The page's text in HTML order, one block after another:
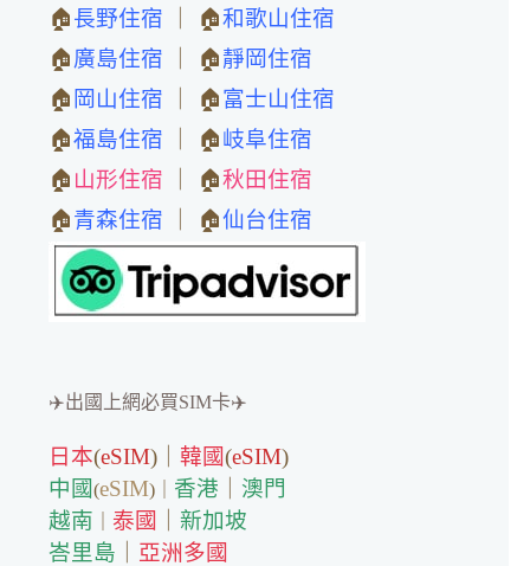
🏠長野住宿 ｜ 🏠和歌山住宿
🏠廣島住宿 ｜ 🏠靜岡住宿
🏠 岡山住宿 ｜ 🏠富士山住宿
🏠福島住宿 ｜ 🏠岐阜住宿
🏠 山形住宿 ｜ 🏠秋田住宿
🏠青森住宿 ｜ 🏠仙台住宿
✈️出國上網必買SIM卡✈️
日本(eSIM)｜ 韓國(eSIM)
中國(eSIM)｜ 香港
澳門
越南
泰國
新加坡
峇里島
亞洲多國